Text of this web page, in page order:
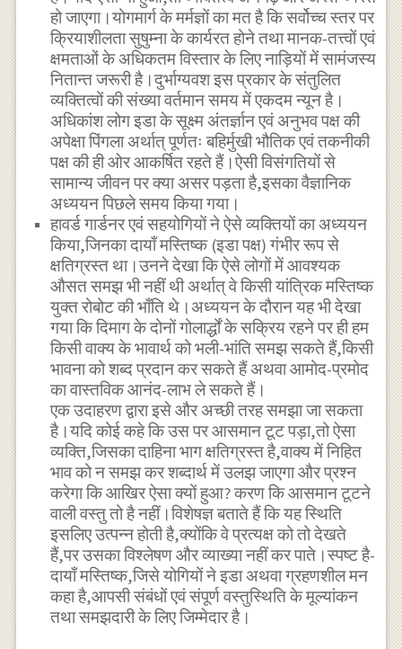
हो जाएगा।योगमार्ग के मर्मज्ञों का मत है कि सर्वोच्च स्तर पर
क्रियाशीलता सुषुम्ना के कार्यरत होने तथा मानक-तत्त्वों एवं
क्षमताओं के अधिकतम विस्तार के लिए नाड़ियों में सामंजस्य
नितान्त जरूरी है।दुर्भाग्यवश इस प्रकार के संतुलित
व्यक्तित्वों की संख्या वर्तमान समय में एकदम न्यून है।
अधिकांश लोग इडा के सूक्ष्म अंतर्ज्ञान एवं अनुभव पक्ष की
अपेक्षा पिंगला अर्थात् पूर्णतः बहिर्मुखी भौतिक एवं तकनीकी
पक्ष की ही ओर आकर्षित रहते हैं।ऐसी विसंगतियों से
सामान्य जीवन पर क्या असर पड़ता है,इसका वैज्ञानिक
अध्ययन पिछले समय किया गया।
हावर्ड गार्डनर एवं सहयोगियों ने ऐसे व्यक्तियों का अध्ययन
किया,जिनका दायाँ मस्तिष्क (इडा पक्ष) गंभीर रूप से
क्षतिग्रस्त था।उनने देखा कि ऐसे लोगों में आवश्यक
औसत समझ भी नहीं थी अर्थात् वे किसी यांत्रिक मस्तिष्क
युक्त रोबोट की भाँति थे।अध्ययन के दौरान यह भी देखा
गया कि दिमाग के दोनों गोलार्द्धों के सक्रिय रहने पर ही हम
किसी वाक्य के भावार्थ को भली-भांति समझ सकते हैं,किसी
भावना को शब्द प्रदान कर सकते हैं अथवा आमोद-प्रमोद
का वास्तविक आनंद-लाभ ले सकते हैं।
एक उदाहरण द्वारा इसे और अच्छी तरह समझा जा सकता
है।यदि कोई कहे कि उस पर आसमान टूट पड़ा,तो ऐसा
व्यक्ति,जिसका दाहिना भाग क्षतिग्रस्त है,वाक्य में निहित
भाव को न समझ कर शब्दार्थ में उलझ जाएगा और प्रश्न
करेगा कि आखिर ऐसा क्यों हुआ? करण कि आसमान टूटने
वाली वस्तु तो है नहीं।विशेषज्ञ बताते हैं कि यह स्थिति
इसलिए उत्पन्न होती है,क्योंकि वे प्रत्यक्ष को तो देखते
हैं,पर उसका विश्लेषण और व्याख्या नहीं कर पाते।स्पष्ट है-
दायाँ मस्तिष्क,जिसे योगियों ने इडा अथवा ग्रहणशील मन
कहा है,आपसी संबंधों एवं संपूर्ण वस्तुस्थिति के मूल्यांकन
तथा समझदारी के लिए जिम्मेदार है।